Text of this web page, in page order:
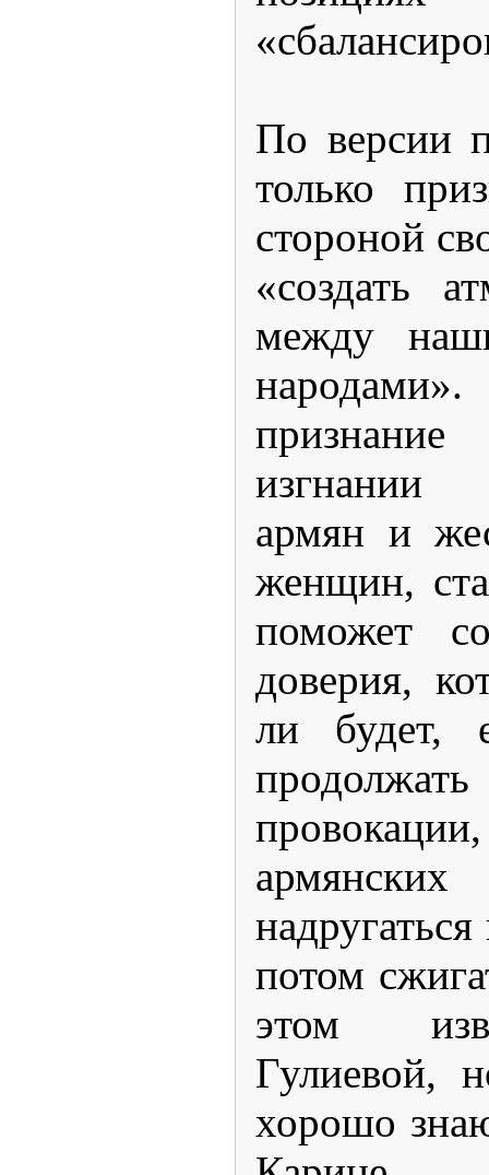
По версии
только
стороной
«создать
между
признание
изгнании
армян и
женщин,
поможет
доверия,
ли будет,
потом
этом
Гулиевой,
хорошо